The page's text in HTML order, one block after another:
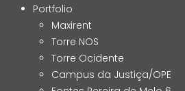
Portfolio
Maxirent
Torre NOS
Torre Ocidente
Campus da Justiça/OPE